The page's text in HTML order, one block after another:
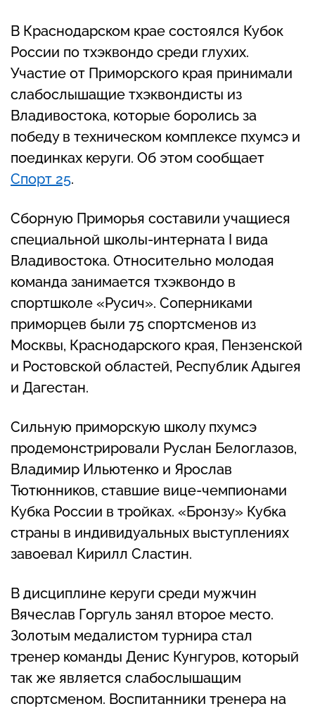
В Краснодарском крае состоялся Кубок
России по тхэквондо среди глухих.
Участие от Приморского края принимали
слабослышащие тхэквондисты из
Владивостока, которые боролись за
победу в техническом комплексе пхумсэ и
поединках керуги. Об этом сообщает
Спорт 25.
Сборную Приморья составили учащиеся
специальной школы-интерната I вида
Владивостока. Относительно молодая
команда занимается тхэквондо в
спортшколе «Русич». Соперниками
приморцев были 75 спортсменов из
Москвы, Краснодарского края, Пензенской
и Ростовской областей, Республик Адыгея
и Дагестан.
Сильную приморскую школу пхумсэ
продемонстрировали Руслан Белоглазов,
Владимир Ильютенко и Ярослав
Тютюнников, ставшие вице-чемпионами
Кубка России в тройках. «Бронзу» Кубка
страны в индивидуальных выступлениях
завоевал Кирилл Сластин.
В дисциплине керуги среди мужчин
Вячеслав Горгуль занял второе место.
Золотым медалистом турнира стал
тренер команды Денис Кунгуров, который
так же является слабослышащим
спортсменом. Воспитанники тренера на